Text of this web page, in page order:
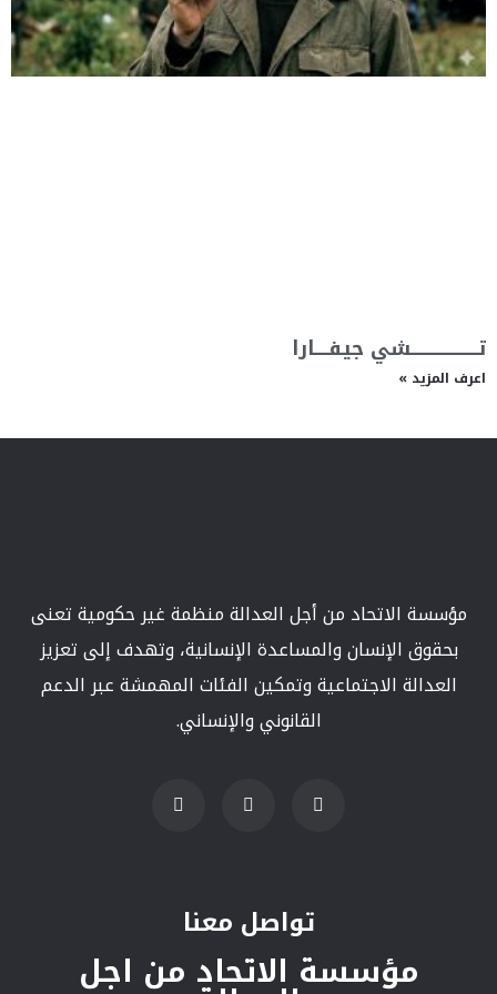
تــــــــــــــــــــشي جيفــــارا
اعرف المزيد »
مؤسسة الاتحاد من أجل العدالة منظمة غير حكومية تعنى
بحقوق الإنسان والمساعدة الإنسانية، وتهدف إلى تعزيز
العدالة الاجتماعية وتمكين الفئات المهمشة عبر الدعم
القانوني والإنساني.
تواصل معنا
مؤسسة الاتحاد من اجل